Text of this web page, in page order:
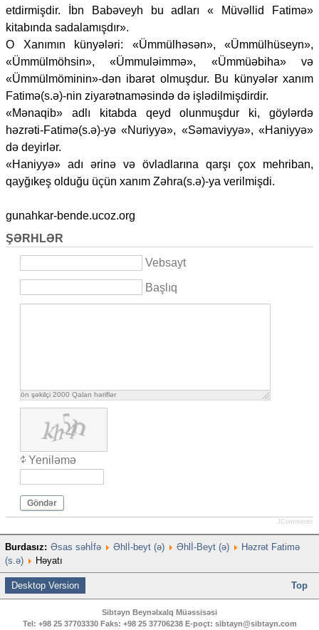
etdirmişdir. İbn Babəveyh bu adları « Müvəllid Fatimə»
kitabında sadalamışdır».
O Xanımın künyələri: «Ümmülhəsən», «Ümmülhüseyn»,
«Ümmülmöhsin», «Ümmuləimmə», «Ümmüəbiha» və
«Ümmülmöminin»-dən ibarət olmuşdur. Bu künyələr xanım
Fatimə(s.ə)-nin ziyarətnaməsində də işlədilmişdirdir.
«Mənaqib» adlı kitabda qeyd olunmuşdur ki, göylərdə
həzrəti-Fatimə(s.ə)-yə «Nuriyyə», «Səmaviyyə», «Haniyyə»
də deyirlər.
«Haniyyə» adı ərinə və övladlarına qarşı çox mehriban,
qayğıkeş olduğu üçün xanım Zəhra(s.ə)-ya verilmişdi.
gunahkar-bende.ucoz.org
ŞƏRHLƏR
Vebsayt
Başlıq
ön şəkilçi 2000 Qalan həriflər
Yeniləmə
Göndər
JComments
Burdasız: Əsas səhİfə Əhlİ-beyt (ə) Əhlİ-Beyt (ə)
Həzrət Fatimə
(s.ə)
Həyatı
Desktop Version Top
Sibtəyn Beynəlxalq Müəssisəsi
Tel: +98 25 37703330 Faks: +98 25 37706238 E-poçt: sibtayn@sibtayn.com